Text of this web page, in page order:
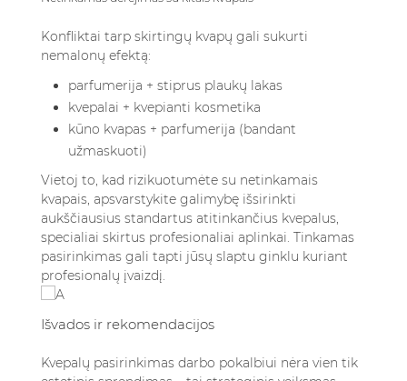
Konfliktai tarp skirtingų kvapų gali sukurti
nemalonų efektą:
parfumerija + stiprus plaukų lakas
kvepalai + kvepianti kosmetika
kūno kvapas + parfumerija (bandant
užmaskuoti)
Vietoj to, kad rizikuotumėte su netinkamais
kvapais, apsvarstykite galimybę išsirinkti
aukščiausius standartus atitinkančius kvepalus,
specialiai skirtus profesionaliai aplinkai. Tinkamas
pasirinkimas gali tapti jūsų slaptu ginklu kuriant
profesionalų įvaizdį.
Išvados ir rekomendacijos
Kvepalų pasirinkimas darbo pokalbiui nėra vien tik